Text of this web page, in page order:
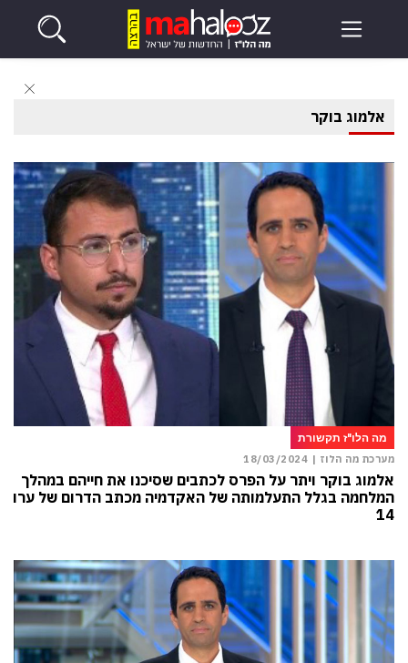
אלמוג בוקר
מה הלו"ז תקשורת
מערכת מה הלוז | 18/03/2024
אלמוג בוקר ויתר על הפרס לכתבים שסיכנו את חייהם במהלך
המלחמה בגלל התעלמותה של האקדמיה מכתב הדרום של ערוץ
14